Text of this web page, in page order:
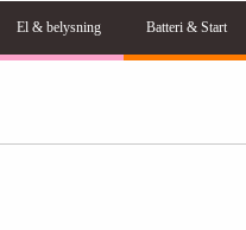
El & belysning Batteri & Start